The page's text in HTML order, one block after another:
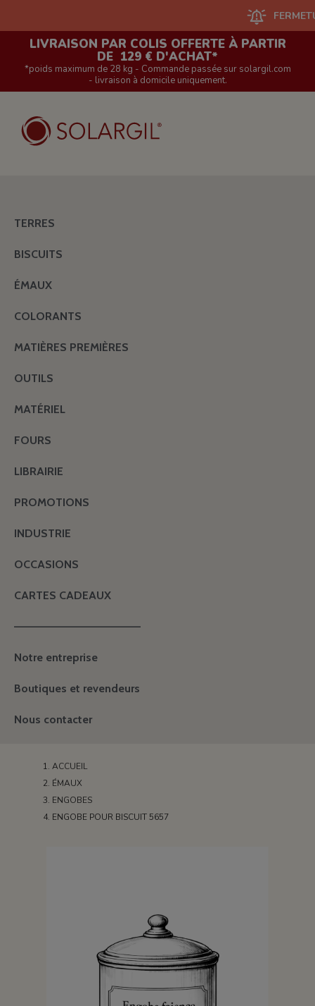
FERMETURE
LIVRAISON PAR COLIS OFFERTE À PARTIR
DE 129 € D'ACHAT*
*poids maximum de 28 kg - Commande passée sur solargil.com
- livraison à domicile uniquement.
TERRES
BISCUITS
ÉMAUX
COLORANTS
MATIÈRES PREMIÈRES
OUTILS
MATÉRIEL
FOURS
LIBRAIRIE
PROMOTIONS
INDUSTRIE
OCCASIONS
CARTES CADEAUX
———————————————
Notre entreprise
Boutiques et revendeurs
Nous contacter
ACCUEIL
ÉMAUX
ENGOBES
ENGOBE POUR BISCUIT 5657